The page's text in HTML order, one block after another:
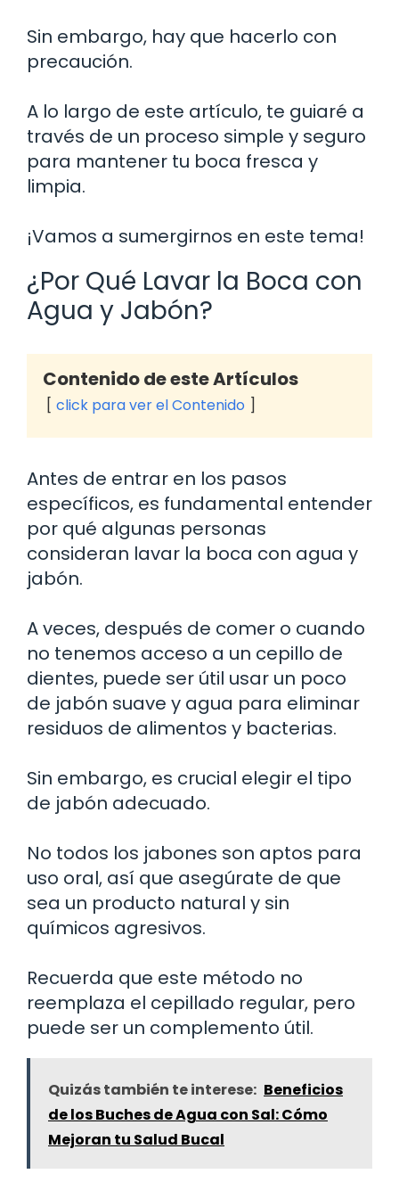
Sin embargo, hay que hacerlo con
precaución.
A lo largo de este artículo, te guiaré a
través de un proceso simple y seguro
para mantener tu boca fresca y
limpia.
¡Vamos a sumergirnos en este tema!
¿Por Qué Lavar la Boca con
Agua y Jabón?
Contenido de este Artículos
click para ver el Contenido
Antes de entrar en los pasos
específicos, es fundamental entender
por qué algunas personas
consideran lavar la boca con agua y
jabón.
A veces, después de comer o cuando
no tenemos acceso a un cepillo de
dientes, puede ser útil usar un poco
de jabón suave y agua para eliminar
residuos de alimentos y bacterias.
Sin embargo, es crucial elegir el tipo
de jabón adecuado.
No todos los jabones son aptos para
uso oral, así que asegúrate de que
sea un producto natural y sin
químicos agresivos.
Recuerda que este método no
reemplaza el cepillado regular, pero
puede ser un complemento útil.
Quizás también te interese: Beneficios
de los Buches de Agua con Sal: Cómo
Mejoran tu Salud Bucal